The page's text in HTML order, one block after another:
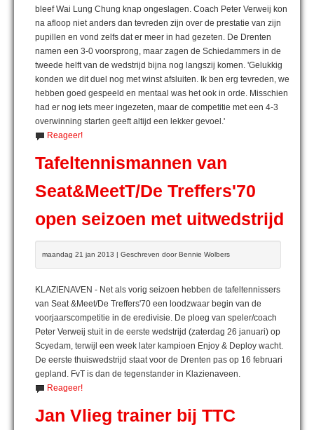
bleef Wai Lung Chung knap ongeslagen. Coach Peter Verweij kon
na afloop niet anders dan tevreden zijn over de prestatie van zijn
pupillen en vond zelfs dat er meer in had gezeten. De Drenten
namen een 3-0 voorsprong, maar zagen de Schiedammers in de
tweede helft van de wedstrijd bijna nog langszij komen. 'Gelukkig
konden we dit duel nog met winst afsluiten. Ik ben erg tevreden, we
hebben goed gespeeld en mentaal was het ook in orde. Misschien
had er nog iets meer ingezeten, maar de competitie met een 4-3
overwinning starten geeft altijd een lekker gevoel.'
Reageer!
Tafeltennismannen van
Seat&MeetT/De Treffers'70
open seizoen met uitwedstrijd
maandag 21 jan 2013 | Geschreven door Bennie Wolbers
KLAZIENAVEN - Net als vorig seizoen hebben de tafeltennissers
van Seat &Meet/De Treffers'70 een loodzwaar begin van de
voorjaarscompetitie in de eredivisie. De ploeg van speler/coach
Peter Verweij stuit in de eerste wedstrijd (zaterdag 26 januari) op
Scyedam, terwijl een week later kampioen Enjoy & Deploy wacht.
De eerste thuiswedstrijd staat voor de Drenten pas op 16 februari
gepland. FvT is dan de tegenstander in Klazienaveen.
Reageer!
Jan Vlieg trainer bij TTC